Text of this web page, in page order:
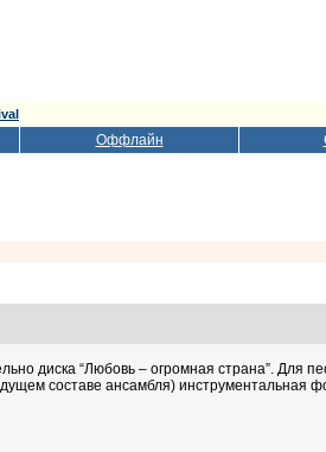
Оффлайн
диска “Любовь – огромная страна”. Для
составе ансамбля) инструментальная